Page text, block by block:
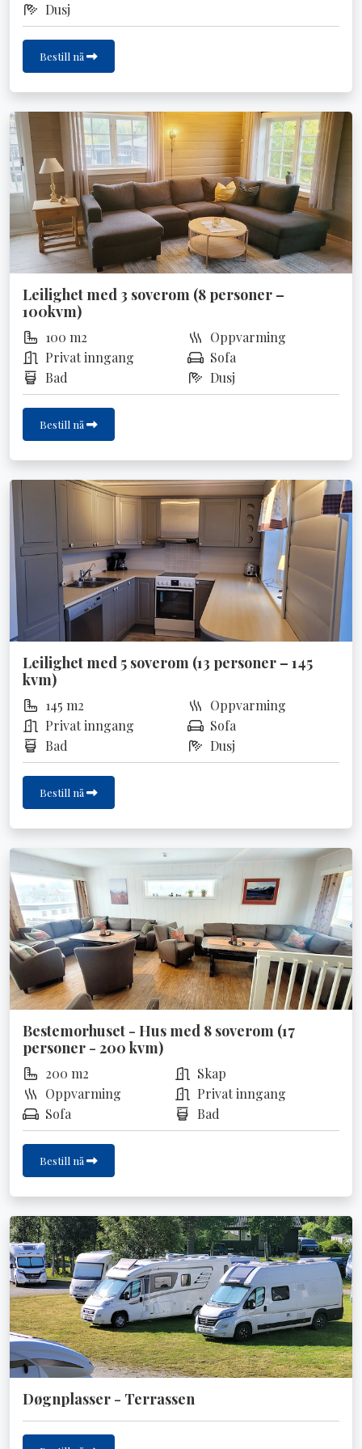
Dusj
Bestill nå
Leilighet med 3 soverom (8 personer –
100kvm)
100 m2
Oppvarming
Privat inngang
Sofa
Bad
Dusj
Bestill nå
Leilighet med 5 soverom (13 personer – 145
kvm)
145 m2
Oppvarming
Privat inngang
Sofa
Bad
Dusj
Bestill nå
Bestemorhuset - Hus med 8 soverom (17
personer - 200 kvm)
200 m2
Skap
Oppvarming
Privat inngang
Sofa
Bad
Bestill nå
Døgnplasser - Terrassen